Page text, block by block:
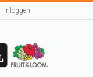
Inloggen